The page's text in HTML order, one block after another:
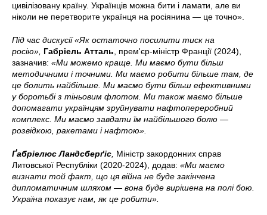
цивілізовану країну. Українців можна бити і ламати, але ви
ніколи не перетворите українця на росіянина — це точно».
Під час дискусії «Як остаточно посилити тиск на
росію», Габріель Атталь , прем'єр-міністр Франції (2024),
зазначив: «Ми можемо краще. Ми маємо бути більш
методичними і точними. Ми маємо робити більше там, де
це болить найбільше. Ми маємо бути більш ефективними
у боротьбі з тіньовим флотом. Ми також маємо більше
допомагати українцям зруйнувати нафтопереробний
комплекс. Ми маємо завдати їм найбільшого болю —
розвідкою, ракетами і нафтою».
Ґабріелюс Ландсберґіс Міністр закордонних справ
Литовської Республіки (2020-2024), додав: «Ми маємо
визнати той факт, що ця війна не буде закінчена
дипломатичним шляхом — вона буде вирішена на полі бою.
Україна показує нам, як це робити».